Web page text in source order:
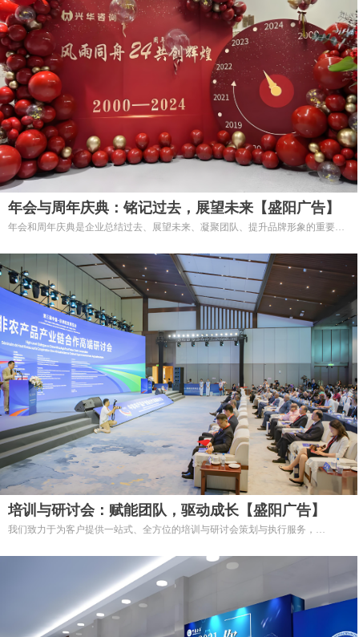
年会与周年庆典：铭记过去，展望未来【盛阳广告】
年会和周年庆典是企业总结过去、展望未来、凝聚团队、提升品牌形象的重要时
我们作为专业的活动策划公司，致力于为客户打造令人难忘的年会和周年庆典，
让每一个精彩瞬间都成为企业发展的里程碑。
培训与研讨会：赋能团队，驱动成长【盛阳广告】
我们致力于为客户提供一站式、全方位的培训与研讨会策划与执行服务，
我们都将以专业的态度和精细化的服务，确保您的活动取得圆满成功。